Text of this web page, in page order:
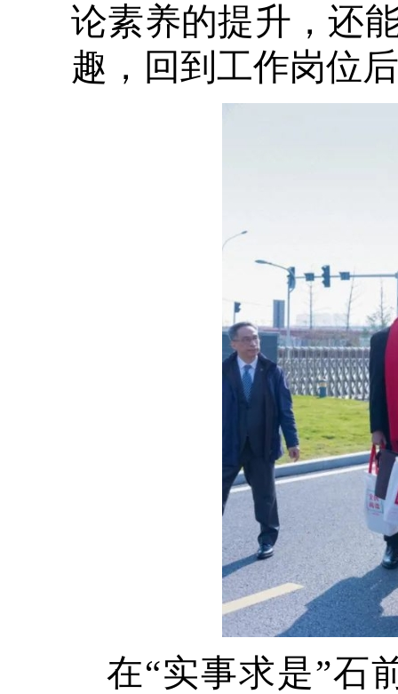
论素养的提升，还
趣，回到工作岗位
在“实事求是”石